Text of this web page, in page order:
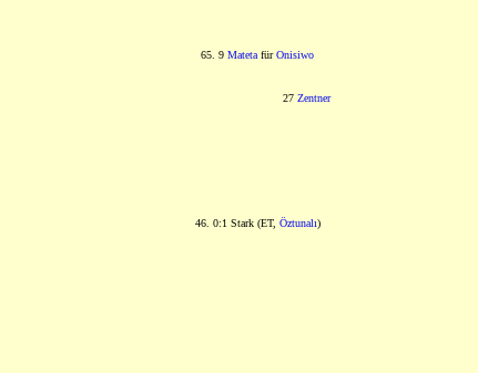
65. 9 Mateta fürOnisiwo
27 Zentner
46. 0:1 Stark (ET, Öztunalı)